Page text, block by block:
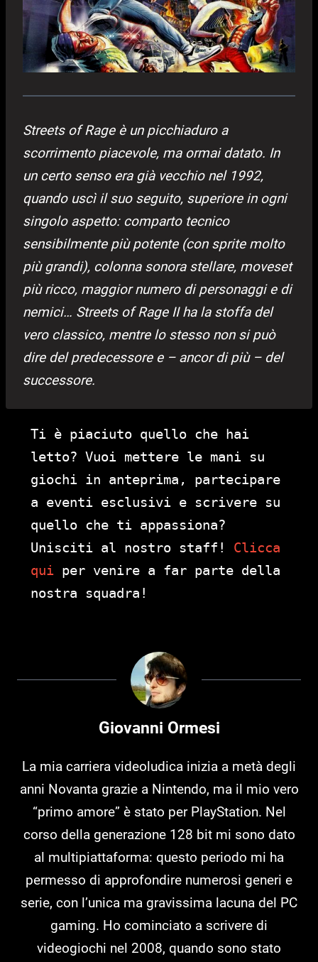
Streets of Rage è un picchiaduro a
scorrimento piacevole, ma ormai datato. In
un certo senso era già vecchio nel 1992,
quando uscì il suo seguito, superiore in ogni
singolo aspetto: comparto tecnico
sensibilmente più potente (con sprite molto
più grandi), colonna sonora stellare, moveset
più ricco, maggior numero di personaggi e di
nemici… Streets of Rage II ha la stoffa del
vero classico, mentre lo stesso non si può
dire del predecessore e – ancor di più – del
successore.
Ti è piaciuto quello che hai
letto? Vuoi mettere le mani su
giochi in anteprima, partecipare
a eventi esclusivi e scrivere su
quello che ti appassiona?
Unisciti al nostro staff! Clicca
qui per venire a far parte della
nostra squadra!
Giovanni Ormesi
La mia carriera videoludica inizia a metà degli
anni Novanta grazie a Nintendo, ma il mio vero
“primo amore” è stato per PlayStation. Nel
corso della generazione 128 bit mi sono dato
al multipiattaforma: questo periodo mi ha
permesso di approfondire numerosi generi e
serie, con l’unica ma gravissima lacuna del PC
gaming. Ho cominciato a scrivere di
videogiochi nel 2008, quando sono stato